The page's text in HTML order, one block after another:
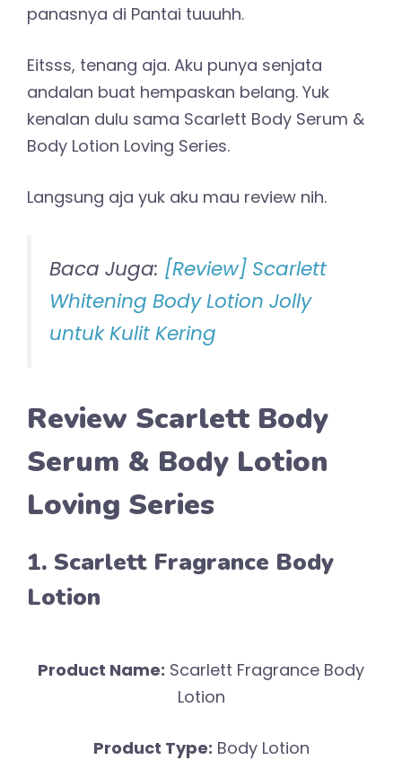
panasnya di Pantai tuuuhh.
Eitsss, tenang aja. Aku punya senjata
andalan buat hempaskan belang. Yuk
kenalan dulu sama Scarlett Body Serum &
Body Lotion Loving Series.
Langsung aja yuk aku mau review nih.
Baca Juga: [Review] Scarlett
Whitening Body Lotion Jolly
untuk Kulit Kering
Review Scarlett Body
Serum & Body Lotion
Loving Series
1. Scarlett Fragrance Body
Lotion
Product Name: Scarlett Fragrance Body
Lotion
Product Type: Body Lotion